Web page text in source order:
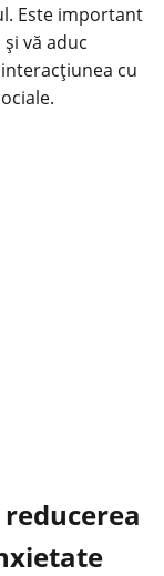
Este important
vă aduc
cu